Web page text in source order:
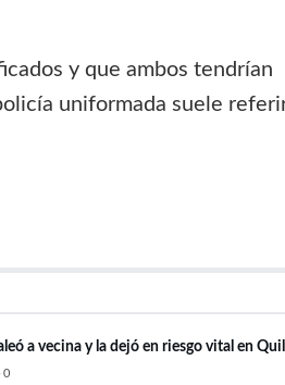
y que ambos tendrían
uniformada suele
a vecina y la dejó en riesgo vital en
0